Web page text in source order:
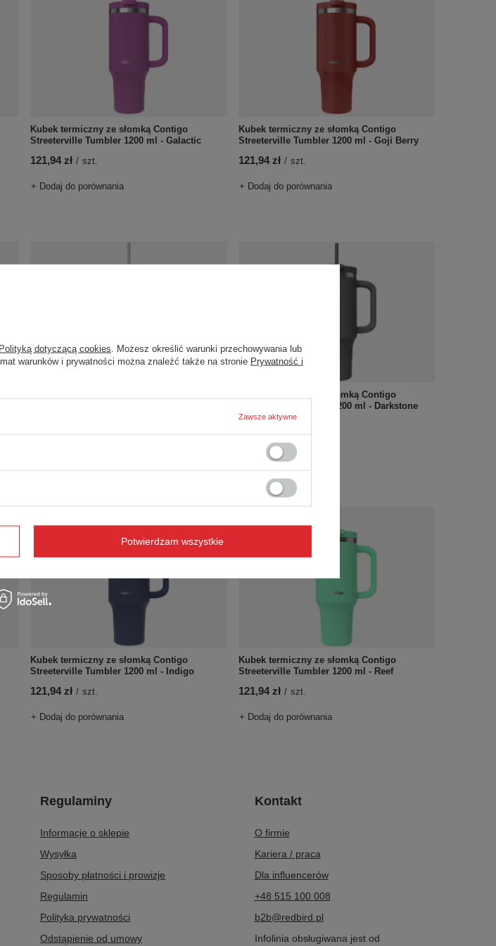
Kubek termiczny ze słomką Contigo
Streeterville Tumbler 1200 ml - Galactic
121,94 zł / szt.
+ Dodaj do porównania
Kubek termiczny ze słomką Contigo
Streeterville Tumbler 1200 ml - Goji Berry
121,94 zł / szt.
+ Dodaj do porównania
Kubek termiczny ze słomką Contigo
Streeterville Tumbler 1200 ml - Darkstone
+ Dodaj do porównania
Kubek termiczny ze słomką Contigo
Streeterville Tumbler 1200 ml - Indigo
121,94 zł / szt.
+ Dodaj do porównania
Kubek termiczny ze słomką Contigo
Streeterville Tumbler 1200 ml - Reef
121,94 zł / szt.
+ Dodaj do porównania
Regulaminy
Informacje o sklepie
Wysyłka
Sposoby płatności i prowizje
Regulamin
Polityka prywatności
Odstąpienie od umowy
Kontakt
O firmie
Kariera / praca
Dla influencerów
+48 515 100 008
b2b@redbird.pl
Infolinia obsługiwana jest od
Polityką dotyczącą cookies . Możesz określić warunki przechowywania lub
warunków i prywatności można znaleźć także na stronie Prywatność i
Zawsze aktywne
Potwierdzam wszystkie